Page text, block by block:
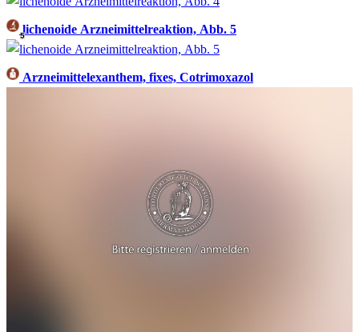
5lichenoide Arzneimittelreaktion, Abb. 5
Arzneimittelexanthem, fixes, Cotrimoxazol